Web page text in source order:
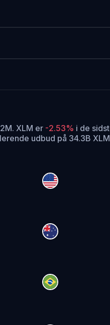
XLM er -2.53% i de
udbud på 34.3B